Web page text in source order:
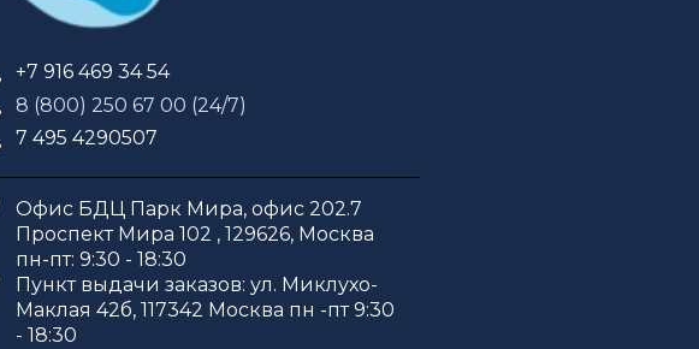
+7 916 469 34 54
8 (800) 250 67 00 (24/7)
7 495 4290507
Офис БДЦ Парк Мира, офис 202.7
Проспект Мира 102 , 129626, Москва
пн-пт: 9:30 - 18:30
Пункт выдачи заказов: ул. Миклухо-
Маклая 42б, 117342 Москва пн -пт 9:30
- 18:30